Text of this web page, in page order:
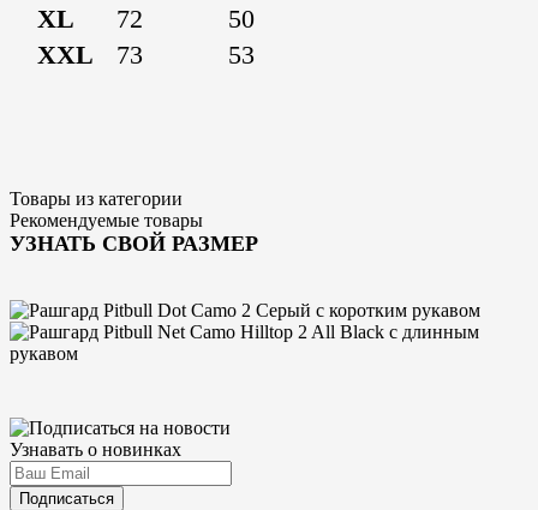
XL
72
50
XXL
73 53
Товары из категории
Рекомендуемые товары
УЗНАТЬ СВОЙ РАЗМЕР
Узнавать о новинках
Подписаться